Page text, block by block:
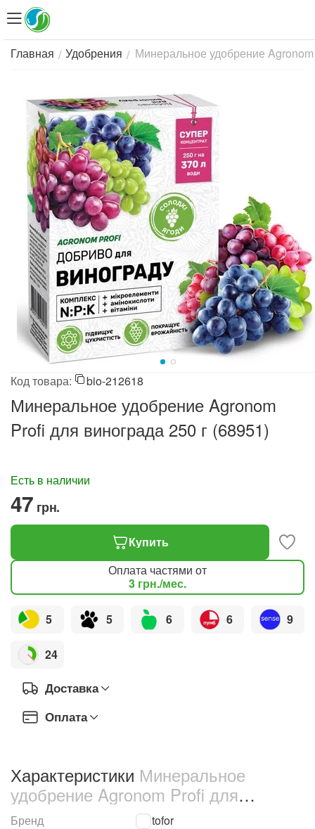
Главная / Удобрения / Минеральное удобрение
Код товара: bio-212618
Минеральное удобрение Agronom
Profi для винограда 250 г (68951)
‍47‍ грн.
Есть в наличии
Купить
Оплата частями от
3 грн./мес.
5 5 6 6 9
24
Доставка
Оплата
Характеристики Минеральное
удобрение Agronom Profi для
винограда 250 г (68951)
Бренд
Kvitofor